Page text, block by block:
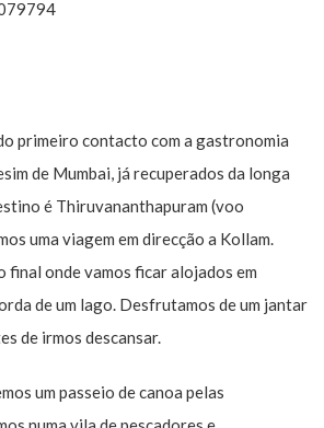
primeiro contacto com a gastronomia
de Mumbai, já recuperados da longa
é Thiruvananthapuram (voo
uma viagem em direcção a Kollam.
final onde vamos ficar alojados em
de um lago. Desfrutamos de um jantar
de irmos descansar.
um passeio de canoa pelas